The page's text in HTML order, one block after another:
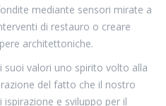
mediante sensori mirate a
di restauro o creare
architettoniche.
suoi valori uno spirito volto alla
del fatto che il nostro
e sviluppo per il